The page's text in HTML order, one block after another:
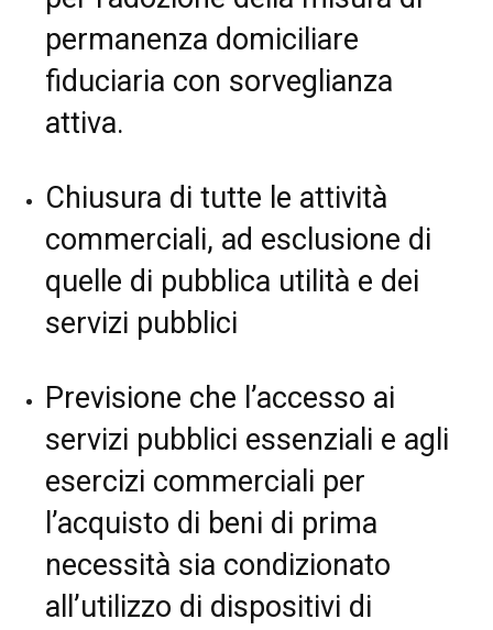
permanenza domiciliare
fiduciaria con sorveglianza
attiva.
Chiusura di tutte le attività
commerciali, ad esclusione di
quelle di pubblica utilità e dei
servizi pubblici
Previsione che l’accesso ai
servizi pubblici essenziali e agli
esercizi commerciali per
l’acquisto di beni di prima
necessità sia condizionato
all’utilizzo di dispositivi di